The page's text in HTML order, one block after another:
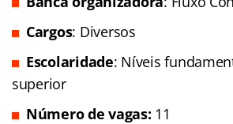
Cargos: Diversos
Escolaridade: Níveis
superior
Número de vagas: 11